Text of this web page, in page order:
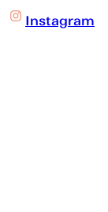
Instagram